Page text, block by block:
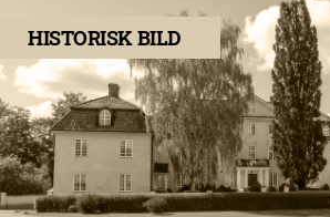
HISTORISK BILD